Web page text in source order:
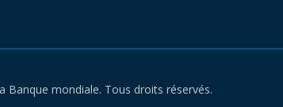
Banque mondiale. Tous droits réservés.